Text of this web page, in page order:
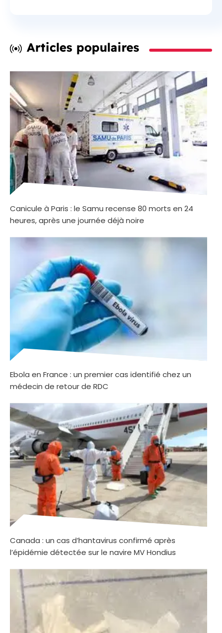
Articles populaires
Canicule à Paris : le Samu recense 80 morts en 24
heures, après une journée déjà noire
Ebola en France : un premier cas identifié chez un
médecin de retour de RDC
Canada : un cas d’hantavirus confirmé après
l’épidémie détectée sur le navire MV Hondius